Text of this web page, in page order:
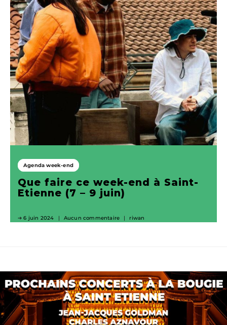
Agenda week-end
Que faire ce week-end à Saint-
Etienne (7 – 9 juin)
6 juin 2024 Aucun commentaire riwan